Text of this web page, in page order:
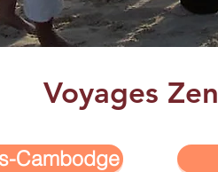
Voyages Zen
Cambodge